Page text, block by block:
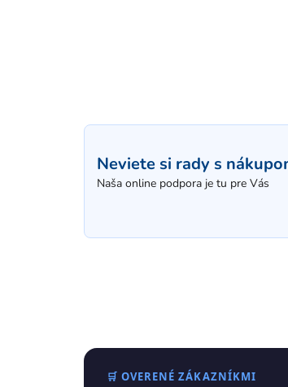
Neviete si rady s
Naša online podpora je tu pre Vás
🛒 OVERENÉ ZÁKAZNÍKMI